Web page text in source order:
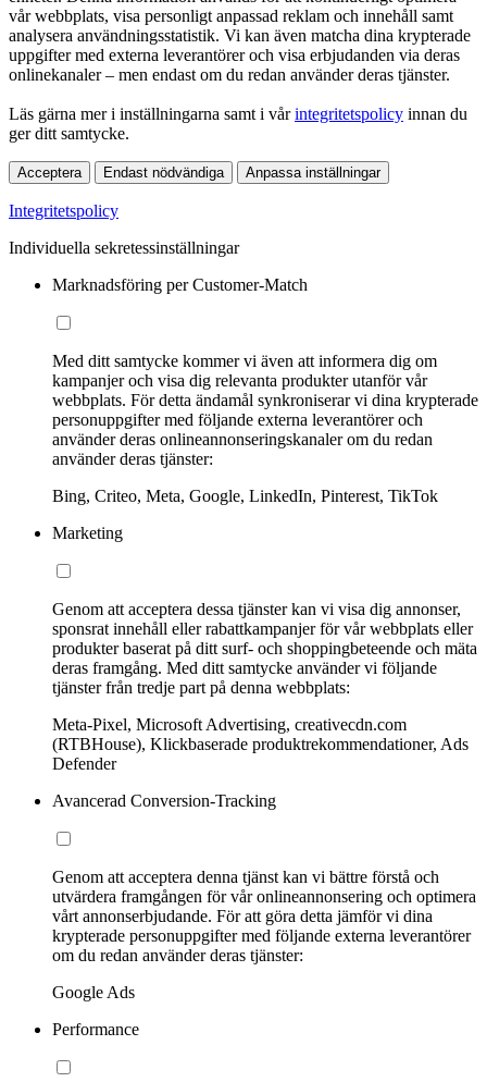
vår webbplats, visa personligt anpassad reklam och innehåll samt
analysera användningsstatistik. Vi kan även matcha dina krypterade
uppgifter med externa leverantörer och visa erbjudanden via deras
onlinekanaler – men endast om du redan använder deras tjänster.
Läs gärna mer i inställningarna samt i vårintegritetspolicy innan du
ger ditt samtycke.
Acceptera Endast nödvändiga Anpassa inställningar
Integritetspolicy
Individuella sekretessinställningar
Marknadsföring per Customer-Match
Med ditt samtycke kommer vi även att informera dig om
kampanjer och visa dig relevanta produkter utanför vår
webbplats. För detta ändamål synkroniserar vi dina krypterade
personuppgifter med följande externa leverantörer och
använder deras onlineannonseringskanaler om du redan
använder deras tjänster:
Bing, Criteo, Meta, Google, LinkedIn, Pinterest, TikTok
Marketing
Genom att acceptera dessa tjänster kan vi visa dig annonser,
sponsrat innehåll eller rabattkampanjer för vår webbplats eller
produkter baserat på ditt surf- och shoppingbeteende och mäta
deras framgång. Med ditt samtycke använder vi följande
tjänster från tredje part på denna webbplats:
Meta-Pixel, Microsoft Advertising, creativecdn.com
(RTBHouse), Klickbaserade produktrekommendationer, Ads
Defender
Avancerad Conversion-Tracking
Genom att acceptera denna tjänst kan vi bättre förstå och
utvärdera framgången för vår onlineannonsering och optimera
vårt annonserbjudande. För att göra detta jämför vi dina
krypterade personuppgifter med följande externa leverantörer
om du redan använder deras tjänster:
Google Ads
Performance